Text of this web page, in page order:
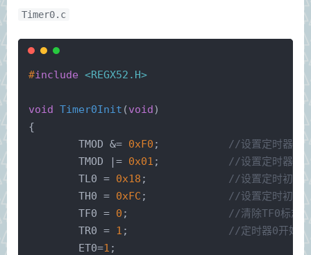
Timer0.c
#include <REGX52.H>
void Timer0Init (void)
{
	TMOD &=
0xF0
//设置定时器0模
	TMOD |=
0x01
//设置定时器0模
	TL0 =
0x18
//设置定时初值
	TH0 =
0xFC
//设置定时初值
	TF0 =
0
//清除TF0标志
	TR0 =
1
//定时器0开始计
	ET0=
1 ;